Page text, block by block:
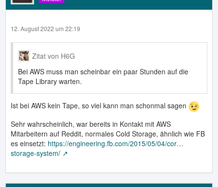
12. August 2022 um 22:19
Zitat von H6G
Bei AWS muss man scheinbar ein paar Stunden auf die
Tape Library warten.
Ist bei AWS kein Tape, so viel kann man schonmal sagen
Sehr wahrscheinlich, war bereits in Kontakt mit AWS
Mitarbeitern auf Reddit, normales Cold Storage, ähnlich wie FB
es einsetzt: https://engineering.fb.com/2015/05/04/cor…
storage-system/